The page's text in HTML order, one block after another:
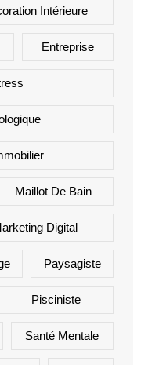
Intérieure
Entreprise
Maillot De Bain
Digital
Paysagiste
Pisciniste
Santé Mentale